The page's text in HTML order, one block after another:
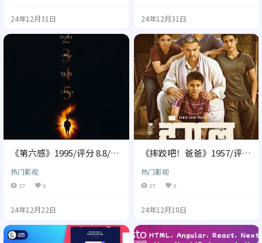
24年12月31日 24年12月31日
《第六感》1995/评分 8.8/磁
热门影视
27 0
24年12月22日
《摔跤吧！爸爸》1957/评分
热门影视
27 0
24年12月10日